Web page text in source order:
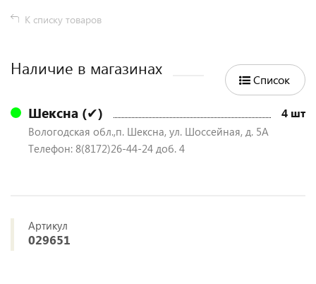
К списку товаров
Наличие в магазинах
Список
Шексна (✔) 4 шт
Вологодская обл.,п. Шексна, ул. Шоссейная, д. 5А
Телефон: 8(8172)26-44-24 доб. 4
Артикул
029651